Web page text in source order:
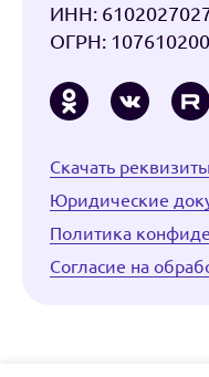
ИНН:
ОГРН:
Скачать реквизиты
Юридические
Политика
Cогласие на